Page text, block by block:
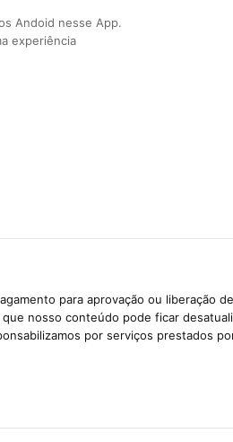
Andoid nesse App.
experiência
para aprovação ou liberação
nosso conteúdo pode ficar
por serviços prestados